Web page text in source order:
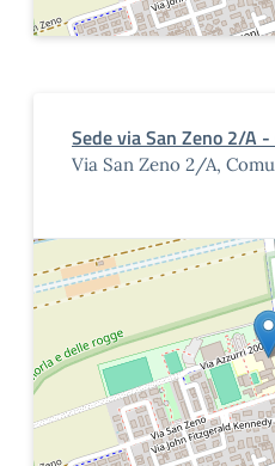
Sede via San Zeno 2/A
Via San Zeno 2/A,